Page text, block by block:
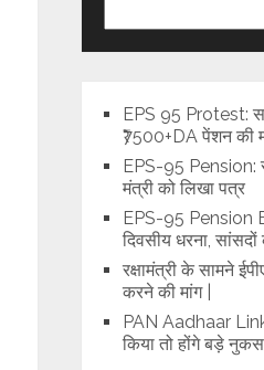
EPS 95 Protest:
₹7500+DA पेंशन की
EPS-95 Pension:
मंत्री को लिखा पत्र
EPS-95 Pension
दिवसीय धरना, सांसदों
रक्षामंत्री के सामने
करने की मांग |
PAN Aadhaar
किया तो होंगे बड़े